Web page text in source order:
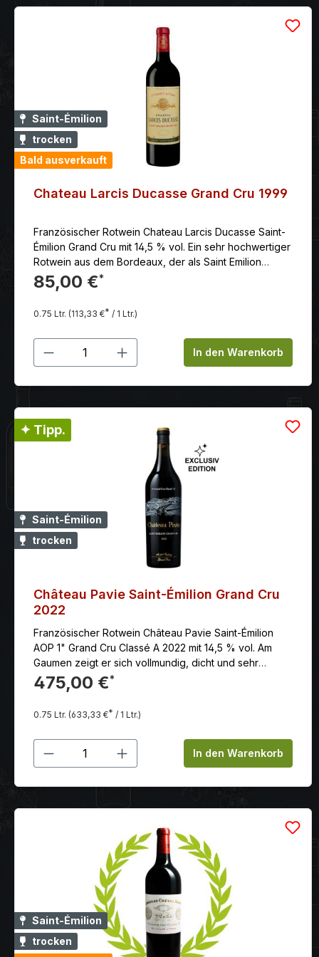
Saint-Émilion
trocken
Bald ausverkauft
Chateau Larcis Ducasse Grand Cru 1999
Französischer Rotwein Chateau Larcis Ducasse Saint-
Émilion Grand Cru mit 14,5 % vol. Ein sehr hochwertiger
Rotwein aus dem Bordeaux, der als Saint Emilion
Premier Grand Cru Classé B klassifiziert ist.
85,00 €*
0.75 Ltr. (113,33 €* / 1 Ltr.)
Produkt Anzahl: Gib denIn den Warenkorb
✦ Tipp.
Saint-Émilion
trocken
Château Pavie Saint-Émilion Grand Cru
2022
Französischer Rotwein Château Pavie Saint-Émilion
AOP 1" Grand Cru Classé A 2022 mit 14,5 % vol. Am
Gaumen zeigt er sich vollmundig, dicht und sehr
komplex, mit reifen Tanninen und einem langen,
mineralischen Abgang
475,00 €*
0.75 Ltr. (633,33 €* / 1 Ltr.)
Produkt Anzahl: Gib denIn den Warenkorb
Saint-Émilion
trocken